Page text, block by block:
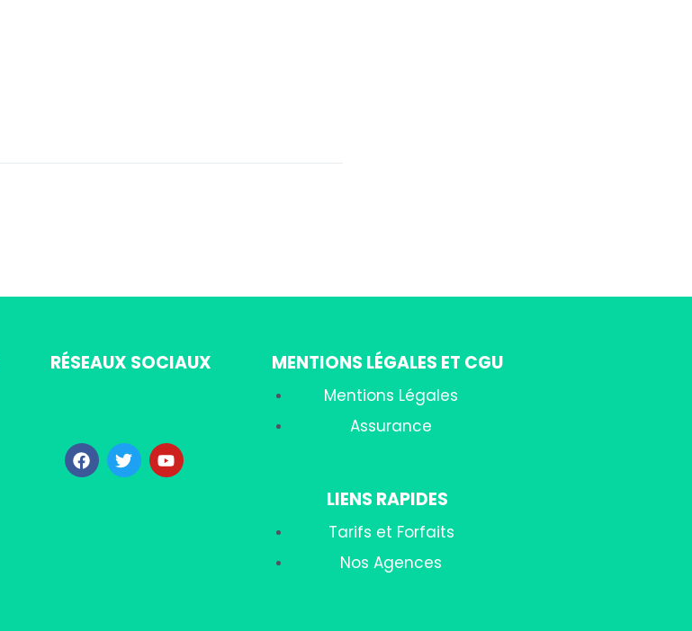
RÉSEAUX SOCIAUX MENTIONS LÉGALES ET CGU
Mentions Légales
Assurance
LIENS RAPIDES
Tarifs et Forfaits
Nos Agences